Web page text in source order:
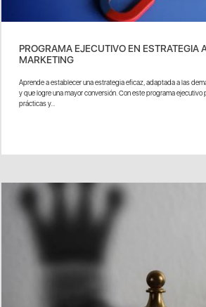
PROGRAMA EJECUTIVO EN ESTRATEGIA
MARKETING
Aprende a establecer una estrategia eficaz, adaptada a las
y que logre una mayor conversión. Con este programa ejecutivo
prácticas y...